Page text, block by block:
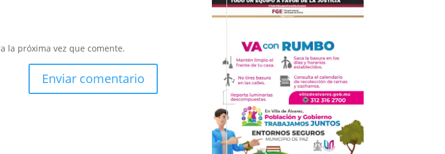
la próxima vez que comente.